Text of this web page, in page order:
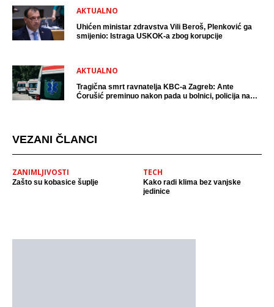
AKTUALNO
Uhićen ministar zdravstva Vili Beroš, Plenković ga
smijenio: Istraga USKOK-a zbog korupcije
AKTUALNO
Tragična smrt ravnatelja KBC-a Zagreb: Ante
Ćorušić preminuo nakon pada u bolnici, policija na
VEZANI ČLANCI
ZANIMLJIVOSTI
Zašto su kobasice šuplje
TECH
Kako radi klima bez vanjske
jedinice